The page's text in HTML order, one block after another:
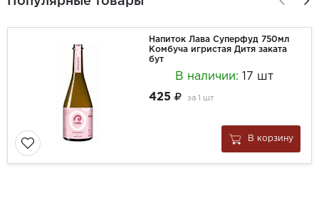
Напиток Лава Суперфуд 750мл
Комбуча игристая Дитя заката
бут
В наличии:
17 шт
425
за 1 шт
В корзину